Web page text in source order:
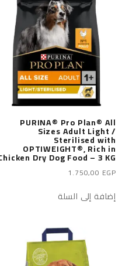
PURINA® Pro Plan® All
Sizes Adult Light /
Sterilised with
OPTIWEIGHT®, Rich in
Dry Dog Food – 3 KG
1.750,00 EGP
إضافة إلى السلة